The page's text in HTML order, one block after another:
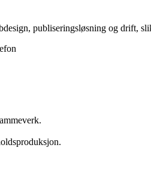
publiseringsløsning og drift,